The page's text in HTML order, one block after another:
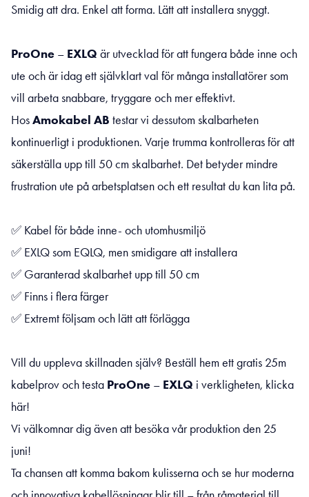
Smidig att dra. Enkel att forma. Lätt att installera snyggt.
ProOne – EXLQ är utvecklad för att fungera både inne och
ute och är idag ett självklart val för många installatörer som
vill arbeta snabbare, tryggare och mer effektivt.
HosAmokabel AB testar vi dessutom skalbarheten
kontinuerligt i produktionen. Varje trumma kontrolleras för att
säkerställa upp till 50 cm skalbarhet. Det betyder mindre
frustration ute på arbetsplatsen och ett resultat du kan lita på.
✅ Kabel för både inne- och utomhusmiljö
✅ EXLQ som EQLQ, men smidigare att installera
✅ Garanterad skalbarhet upp till 50 cm
✅ Finns i flera färger
✅ Extremt följsam och lätt att förlägga
Vill du uppleva skillnaden själv? Beställ hem ett gratis 25m
kabelprov och testa ProOne – EXLQ i verkligheten, klicka
här!
Vi välkomnar dig även att besöka vår produktion den 25
juni!
Ta chansen att komma bakom kulisserna och se hur moderna